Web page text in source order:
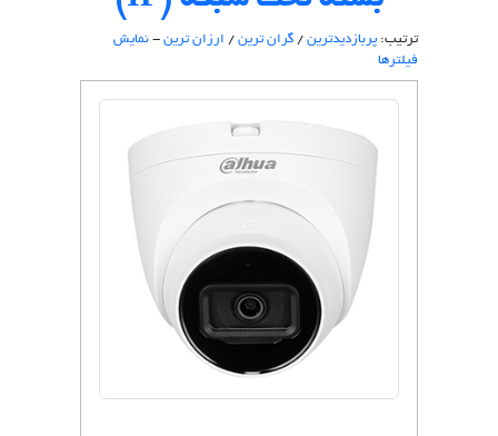
ترتیب: پربازدیدترین / گران ترین / ارزان ترین - نمایش
فیلترها